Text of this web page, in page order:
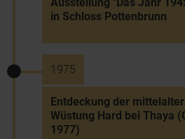
in Schloss Pottenbrunn
1975
Entdeckung der
Wüstung Hard bei Thaya
1977)